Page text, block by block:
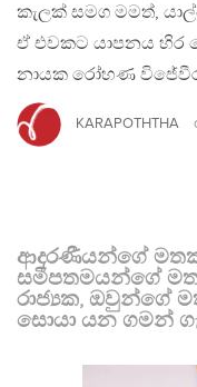
කැලක් සමග මමත්,
ඒ එවකට යාපනය හිර
නායක රෝහණ
KARAPOTHTHA
ආදරණීයන්ගේ
සමීපතමයන්ගේ
රාජ්‍යක, ඔවුන්ගේ
සොයා යන ගමන්